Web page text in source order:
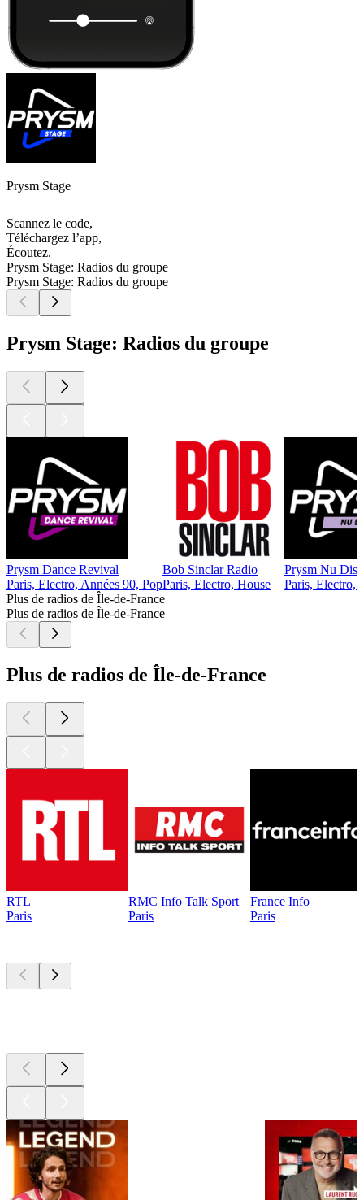
Prysm Stage
Scannez le code,
Téléchargez l’app,
Écoutez.
Prysm Stage: Radios du groupe
Prysm Stage: Radios du groupe
Prysm Stage: Radios du groupe
Prysm Dance Revival
Paris, Electro, Années 90, Pop
Bob Sinclar Radio
Paris, Electro, House
Prysm Nu
Paris, Electro,
Plus de radios de Île-de-France
Plus de radios de Île-de-France
Plus de radios de Île-de-France
RTL
Paris
RMC Info Talk Sport
Paris
France Info
Paris